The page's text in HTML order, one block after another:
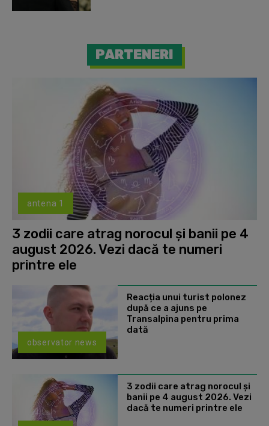
PARTENERI
antena 1
3 zodii care atrag norocul și banii pe 4
august 2026. Vezi dacă te numeri
printre ele
observator news
Reacția unui turist polonez
după ce a ajuns pe
Transalpina pentru prima
dată
3 zodii care atrag norocul și
banii pe 4 august 2026. Vezi
dacă te numeri printre ele